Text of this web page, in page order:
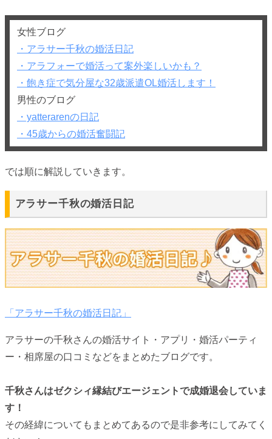
女性ブログ
・アラサー千秋の婚活日記
・アラフォーで婚活って案外楽しいかも？
・飽き症で気分屋な32歳派遣OL婚活します！
男性のブログ
・yatterarenの日記
・45歳からの婚活奮闘記
では順に解説していきます。
アラサー千秋の婚活日記
「アラサー千秋の婚活日記」
アラサーの千秋さんの婚活サイト・アプリ・婚活パーティ
ー・相席屋の口コミなどをまとめたブログです。
千秋さんはゼクシィ縁結びエージェントで成婚退会していま
す！
その経緯についてもまとめてあるので是非参考にしてみてく